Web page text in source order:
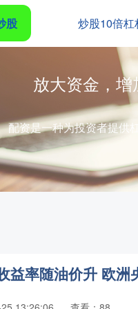
股 炒股10倍杠
放大资金，
配资是一种为投资者提供
益率随油价升 欧洲